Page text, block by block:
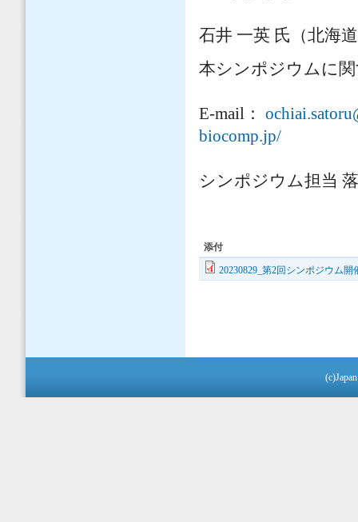
石井 一英 氏（北海
本シンポジウムに
E-mail：
biocomp.jp/
シンポジウム担当
添付
20230829_第2回シンポジウム